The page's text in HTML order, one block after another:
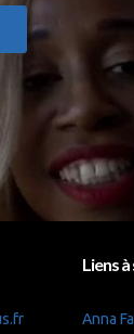
Liens
Anna